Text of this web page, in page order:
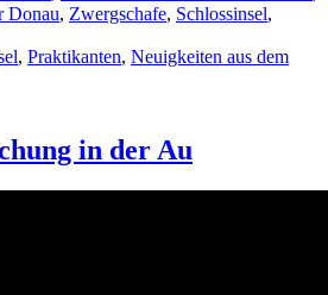
Donau, Zwergschafe, Schlossinsel,
, Praktikanten, Neuigkeiten aus dem
in der Au